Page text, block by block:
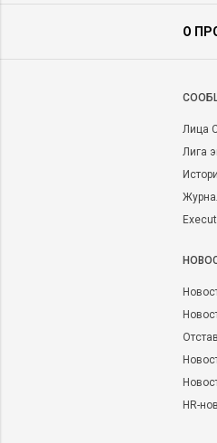
О
Лица
Лига
HR-